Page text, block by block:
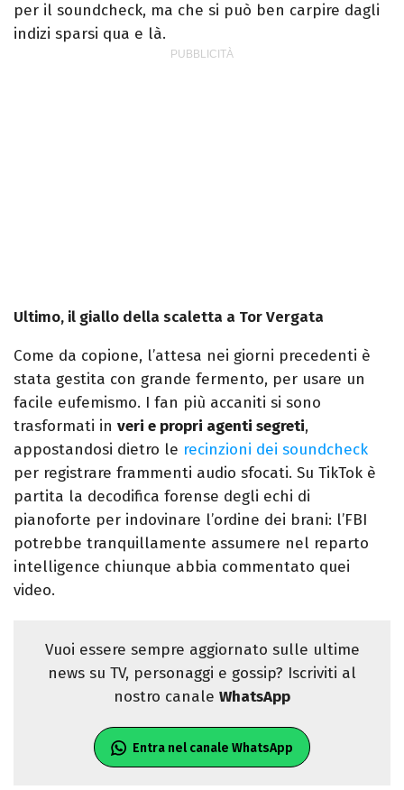
per il soundcheck, ma che si può ben carpire dagli
indizi sparsi qua e là.
Ultimo, il giallo della scaletta a Tor Vergata
Come da copione, l’attesa nei giorni precedenti è
stata gestita con grande fermento, per usare un
facile eufemismo. I fan più accaniti si sono
trasformati in veri e propri agenti segreti,
appostandosi dietro le recinzioni dei soundcheck
per registrare frammenti audio sfocati. Su TikTok è
partita la decodifica forense degli echi di
pianoforte per indovinare l’ordine dei brani: l’FBI
potrebbe tranquillamente assumere nel reparto
intelligence chiunque abbia commentato quei
video.
Vuoi essere sempre aggiornato sulle ultime
news su TV, personaggi e gossip? Iscriviti al
nostro canale WhatsApp
Entra nel canale WhatsApp